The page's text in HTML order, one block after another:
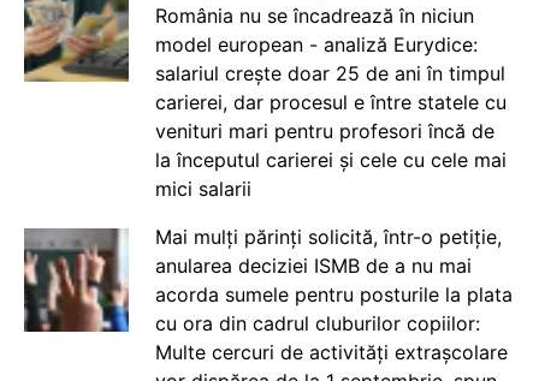
România nu se încadrează în niciun
model european - analiză Eurydice:
salariul crește doar 25 de ani în timpul
carierei, dar procesul e între statele cu
venituri mari pentru profesori încă de
la începutul carierei și cele cu cele mai
mici salarii
Mai mulți părinți solicită, într-o petiție,
anularea deciziei ISMB de a nu mai
acorda sumele pentru posturile la plata
cu ora din cadrul cluburilor copiilor:
Multe cercuri de activități extrașcolare